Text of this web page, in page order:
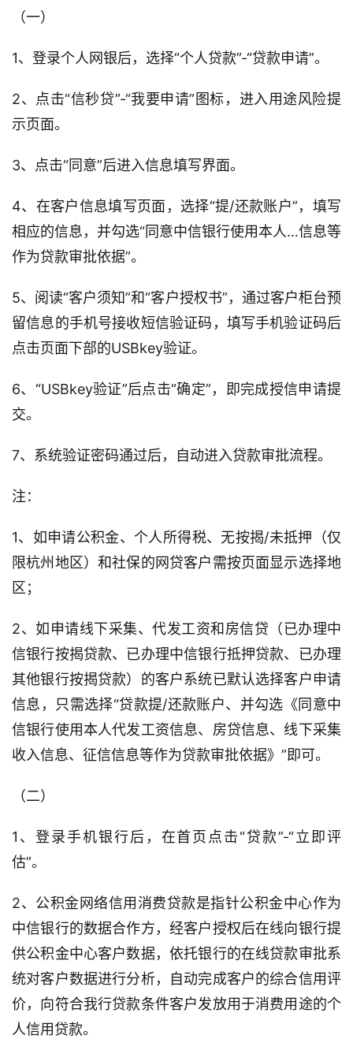
（一）
1、登录个人网银后，选择“个人贷款”-“贷款申请”。
2、点击“信秒贷”-“我要申请”图标，进入用途风险提
示页面。
3、点击“同意”后进入信息填写界面。
4、在客户信息填写页面，选择“提/还款账户”，填写
相应的信息，并勾选“同意中信银行使用本人…信息等
作为贷款审批依据”。
5、阅读“客户须知”和“客户授权书”，通过客户柜台预
留信息的手机号接收短信验证码，填写手机验证码后
点击页面下部的USBkey验证。
6、“USBkey验证”后点击“确定”，即完成授信申请提
交。
7、系统验证密码通过后，自动进入贷款审批流程。
注：
1、如申请公积金、个人所得税、无按揭/未抵押（仅
限杭州地区）和社保的网贷客户需按页面显示选择地
区；
2、如申请线下采集、代发工资和房信贷（已办理中
信银行按揭贷款、已办理中信银行抵押贷款、已办理
其他银行按揭贷款）的客户系统已默认选择客户申请
信息，只需选择“贷款提/还款账户、并勾选《同意中
信银行使用本人代发工资信息、房贷信息、线下采集
收入信息、征信信息等作为贷款审批依据》”即可。
（二）
1、登录手机银行后，在首页点击“贷款”-“立即评
估”。
2、公积金网络信用消费贷款是指针公积金中心作为
中信银行的数据合作方，经客户授权后在线向银行提
供公积金中心客户数据，依托银行的在线贷款审批系
统对客户数据进行分析，自动完成客户的综合信用评
价，向符合我行贷款条件客户发放用于消费用途的个
人信用贷款。